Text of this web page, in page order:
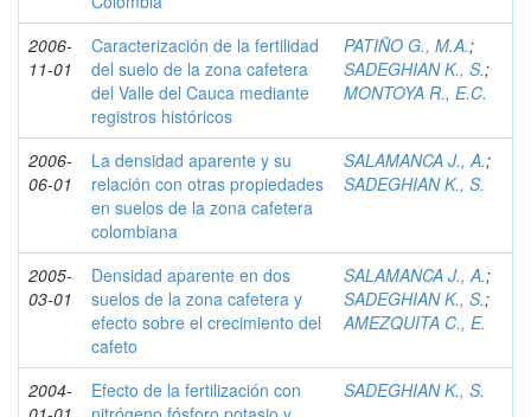
2006-
11-01
Caracterización de la fertilidad
del suelo de la zona cafetera
del Valle del Cauca mediante
registros históricos
PATIÑO G., M.A.;
SADEGHIAN K., S.;
MONTOYA R., E.C.
2006-
06-01
La densidad aparente y su
relación con otras propiedades
en suelos de la zona cafetera
colombiana
SALAMANCA J., A.;
SADEGHIAN K., S.
2005-
03-01
Densidad aparente en dos
suelos de la zona cafetera y
efecto sobre el crecimiento del
cafeto
SALAMANCA J., A.;
SADEGHIAN K., S.;
AMEZQUITA C., E.
2004-
Efecto de la fertilización con
SADEGHIAN K., S.